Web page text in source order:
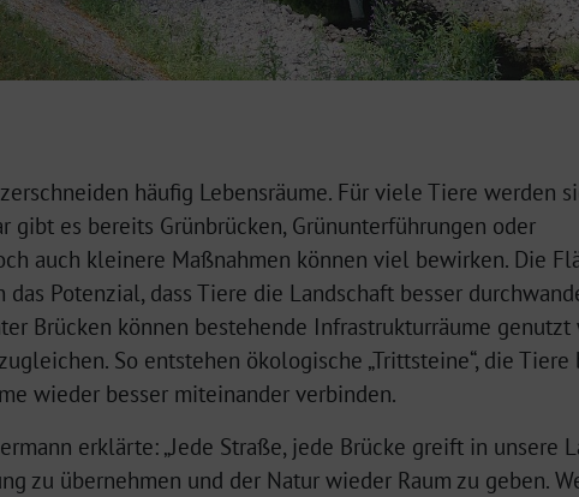
häufig Lebensräume. Für viele Tiere werden
gibt es bereits Grünbrücken, Grünunterführungen oder
auch kleinere Maßnahmen können viel bewirken. Die
Potenzial, dass Tiere die Landschaft besser
Brücken können bestehende Infrastrukturräume
So entstehen ökologische „Trittsteine“, die Tiere
wieder besser miteinander verbinden.
erklärte: „Jede Straße, jede Brücke greift in unsere
zu übernehmen und der Natur wieder Raum zu geben.